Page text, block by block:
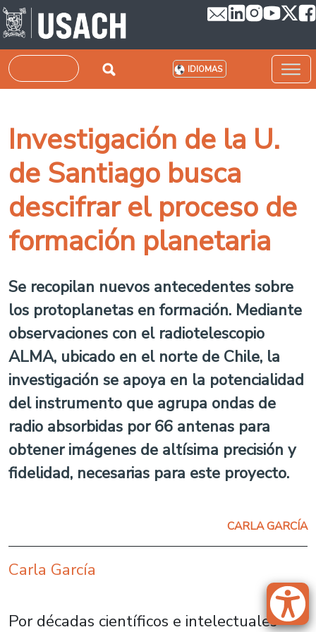
Pasar al contenido principal
Buscar IDIOMAS
Investigación de la U.
de Santiago busca
descifrar el proceso de
formación planetaria
Se recopilan nuevos antecedentes sobre
los protoplanetas en formación. Mediante
observaciones con el radiotelescopio
ALMA, ubicado en el norte de Chile, la
investigación se apoya en la potencialidad
del instrumento que agrupa ondas de
radio absorbidas por 66 antenas para
obtener imágenes de altísima precisión y
fidelidad, necesarias para este proyecto.
CARLA GARCÍA
Carla García
Por décadas científicos e intelectuales